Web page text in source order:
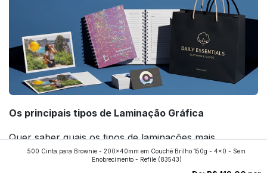
Os principais tipos de Laminação Gráfica
Quer saber quais os tipos de laminações mais
aplicados nos impressos da gráfica FuturaIM? Então,
500 Cinta para Brownie - 200x40mm em Couché Brilho 150g - 4x0 - Sem
Enobrecimento - Refile(83543)